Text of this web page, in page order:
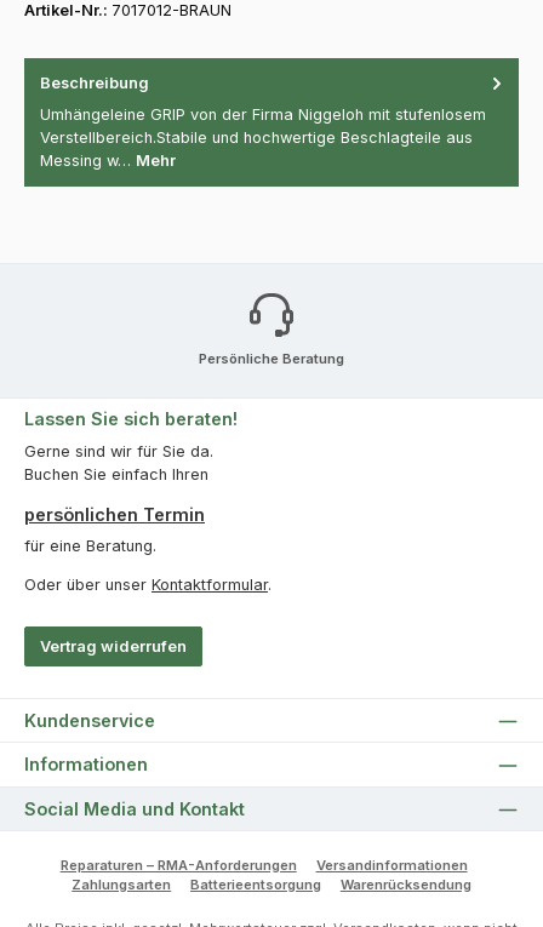
Artikel-Nr.: 7017012-BRAUN
Beschreibung
Umhängeleine GRIP von der Firma Niggeloh mit stufenlosem
Verstellbereich.Stabile und hochwertige Beschlagteile aus
Messing w… Mehr
Persönliche Beratung
Lassen Sie sich beraten!
Gerne sind wir für Sie da.
Buchen Sie einfach Ihren
persönlichen Termin
für eine Beratung.
Oder über unser Kontaktformular.
Vertrag widerrufen
Kundenservice
Informationen
Social Media und Kontakt
Reparaturen – RMA-Anforderungen
Versandinformationen
Zahlungsarten
Batterieentsorgung Warenrücksendung